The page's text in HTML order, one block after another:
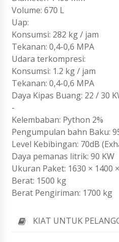
Volume: 670 L
Uap:
Konsumsi: 282 kg / jam
Tekanan: 0,4-0,6 MPA
Udara terkompresi:
Konsumsi: 1.2 kg / jam
Tekanan: 0,4-0,6 MPA
Daya Kipas Buang: 22 / 30
-
Kelembaban: Python 2%
Pengumpulan bahn Baku:
Level Kebibingan: 70dB
Daya pemanas litrik: 90 KW
Ukuran Paket: 1630 × 1400
Berat: 1500 kg
Berat Pengiriman: 1700 kg
KIAT UNTUK